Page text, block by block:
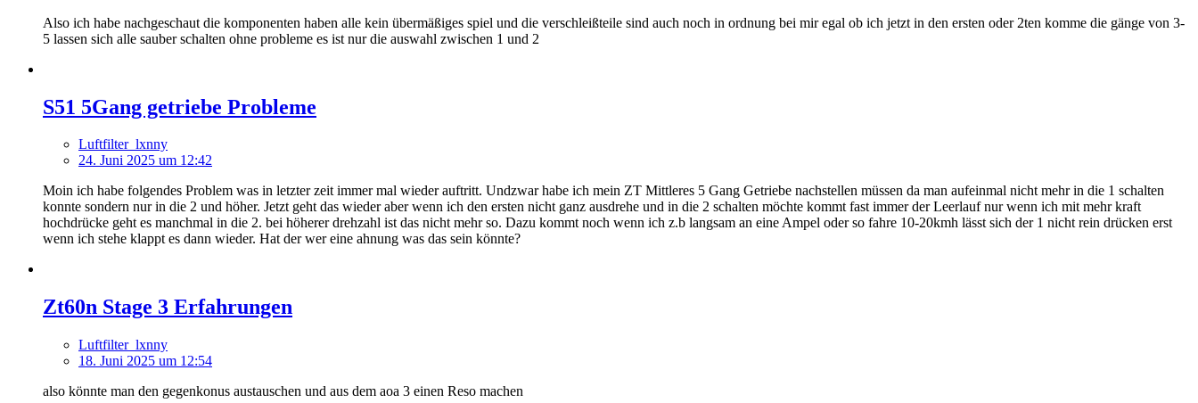
Also ich habe nachgeschaut die komponenten haben alle kein übermäßiges spiel und die verschleißteile sind auch noch in ordnung bei mir egal ob ich jetzt in den ersten oder 2ten komme die gänge von 3-
5 lassen sich alle sauber schalten ohne probleme es ist nur die auswahl zwischen 1 und 2
S51 5Gang getriebe Probleme
Luftfilter_lxnny
24. Juni 2025 um 12:42
Moin ich habe folgendes Problem was in letzter zeit immer mal wieder auftritt. Undzwar habe ich mein ZT Mittleres 5 Gang Getriebe nachstellen müssen da man aufeinmal nicht mehr in die 1 schalten
konnte sondern nur in die 2 und höher. Jetzt geht das wieder aber wenn ich den ersten nicht ganz ausdrehe und in die 2 schalten möchte kommt fast immer der Leerlauf nur wenn ich mit mehr kraft
hochdrücke geht es manchmal in die 2. bei höherer drehzahl ist das nicht mehr so. Dazu kommt noch wenn ich z.b langsam an eine Ampel oder so fahre 10-20kmh lässt sich der 1 nicht rein drücken erst
wenn ich stehe klappt es dann wieder. Hat der wer eine ahnung was das sein könnte?
Zt60n Stage 3 Erfahrungen
Luftfilter_lxnny
18. Juni 2025 um 12:54
also könnte man den gegenkonus austauschen und aus dem aoa 3 einen Reso machen